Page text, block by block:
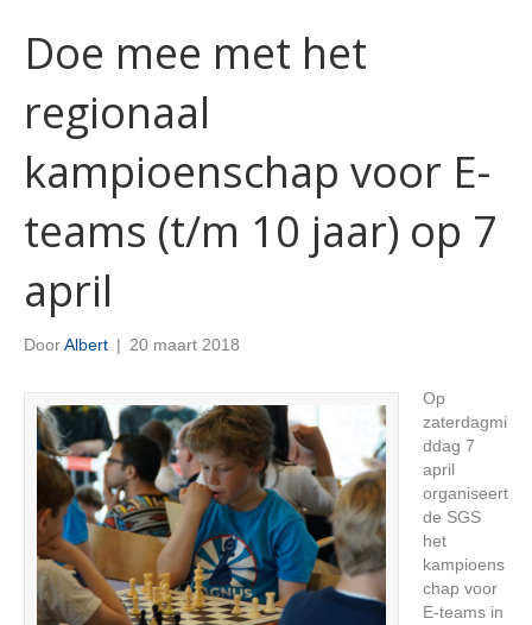
Doe mee met het
regionaal
kampioenschap voor E-
teams (t/m 10 jaar) op 7
april
DoorAlbert | 20 maart 2018
Op
zaterdagmi
ddag 7
april
organiseert
de SGS
het
kampioens
chap voor
E-teams in